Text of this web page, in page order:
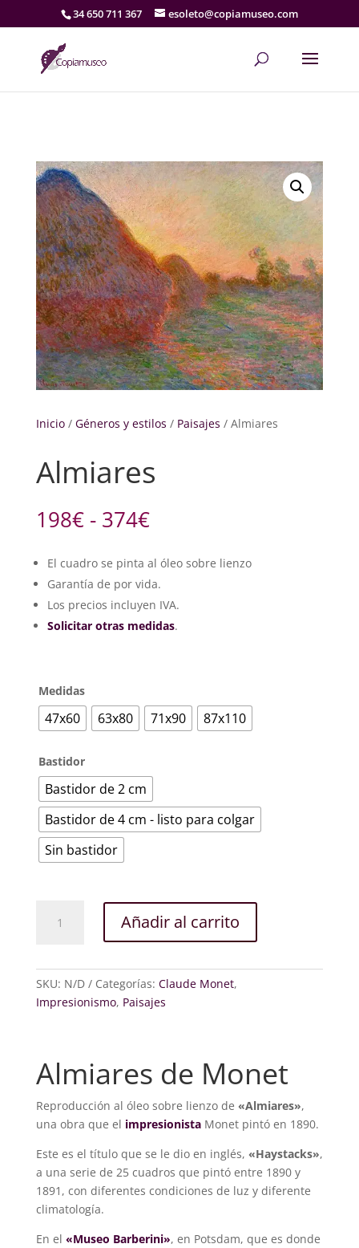
34 650 711 367 esoleto@copiamuseo.com
Inicio/ Géneros y estilos / Paisajes / Almiares
Almiares
198€ - 374€Rango
de
precios:
desde
198€
hasta
374€
El cuadro se pinta al óleo sobre lienzo
Garantía de por vida.
Los precios incluyen IVA.
Solicitar otras medidas.
Medidas
47x60 63x80 71x90 87x110
Bastidor
Bastidor de 2 cm
Bastidor de 4 cm - listo para colgar
Sin bastidor
cantidad
Añadir al carrito
SKU: N/D Categorías: Claude Monet,
Impresionismo, Paisajes
Almiares de Monet
Reproducción al óleo sobre lienzo de «Almiares»,
una obra que el impresionista Monet pintó en 1890.
Este es el título que se le dio en inglés, «Haystacks»,
a una serie de 25 cuadros que pintó entre 1890 y
1891, con diferentes condiciones de luz y diferente
climatología.
En el «Museo Barberini», en Potsdam, que es donde